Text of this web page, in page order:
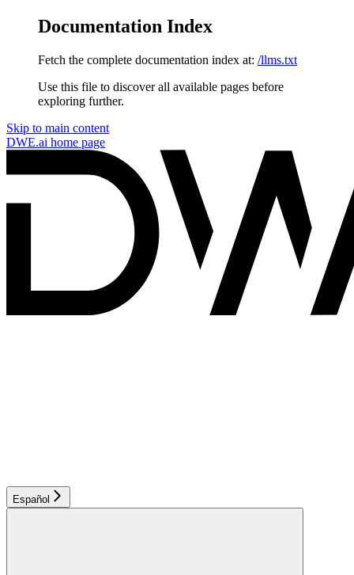
Documentation Index
Fetch the complete documentation index at: /llms.txt
Use this file to discover all available pages before
exploring further.
Skip to main content
DWE.ai home page
Español